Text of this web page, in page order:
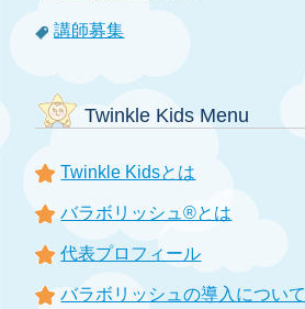
講師募集
Twinkle Kids Menu
Twinkle Kidsとは
バラボリッシュ®とは
代表プロフィール
バラボリッシュの導入について